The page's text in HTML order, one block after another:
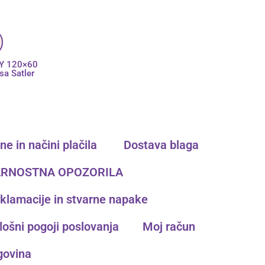
120×60
Satler
in načini plačila
Dostava blaga
OPOZORILA
in stvarne napake
pogoji poslovanja
Moj račun